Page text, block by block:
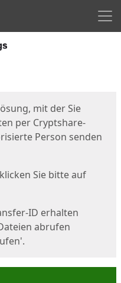
mit der Sie
per Cryptshare-
Person senden
Sie bitte auf
ID erhalten
abrufen